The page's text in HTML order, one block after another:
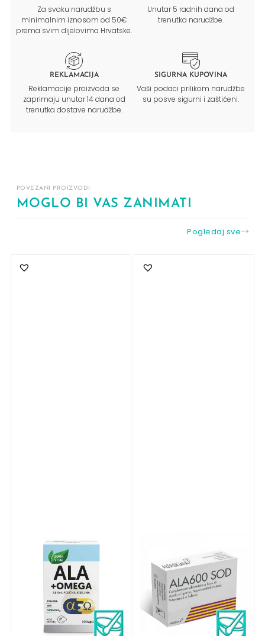
Za svaku narudžbu s
minimalnim iznosom od 50€
prema svim dijelovima Hrvatske.
Unutar 5 radnih dana od
trenutka narudžbe.
REKLAMACIJA
Reklamacije proizvoda se
zaprimaju unutar 14 dana od
trenutka dostave narudžbe.
SIGURNA KUPOVINA
Vaši podaci prilikom narudžbe
su posve sigurni i zaštićeni.
POVEZANI PROIZVODI
MOGLO BI VAS ZANIMATI
Pogledaj sve